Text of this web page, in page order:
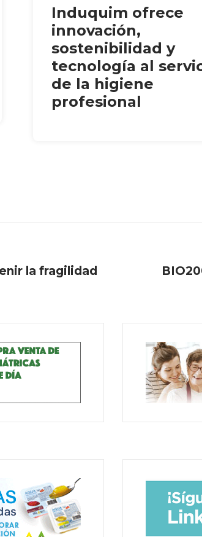
Induquim ofrece
innovación,
sostenibilidad y
tecnología al
de la higiene
profesional
la fragilidad